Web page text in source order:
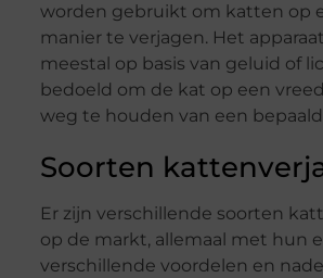
worden gebruikt om katten op
manier te verjagen. Het
meestal op basis van geluid of
bedoeld om de kat op een
weg te houden van een
Soorten
Er zijn verschillende soorten
op de markt, allemaal met hun
verschillende voordelen en